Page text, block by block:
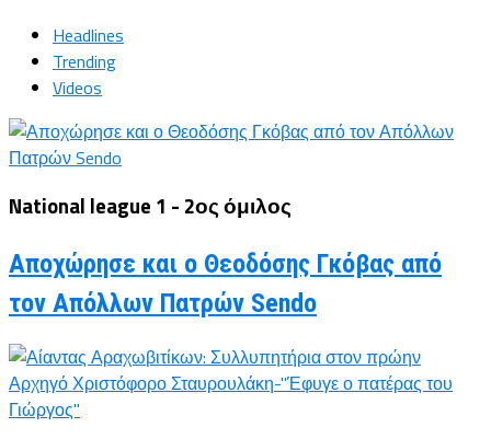
Headlines
Trending
Videos
National league 1 - 2ος όμιλος
Αποχώρησε και ο Θεοδόσης Γκόβας από
τον Απόλλων Πατρών Sendo